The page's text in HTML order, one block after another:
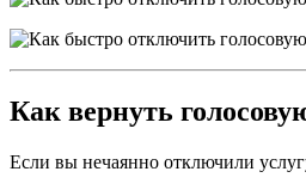
Как вернуть
Если вы нечаянно отключили